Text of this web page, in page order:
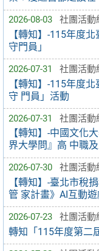
2026-08-03 社團活動
【轉知】-115年度
守門員」
2026-07-31 社團活動
【轉知】-115年度
守 門員」活動
2026-07-31 社團活動
【轉知】-中國文化
界大學問』高 中職
2026-07-30 社團活動
【轉知】-臺北市稅
管 家計畫》AI互動遊
2026-07-23 社團活動
轉知「115年度第二